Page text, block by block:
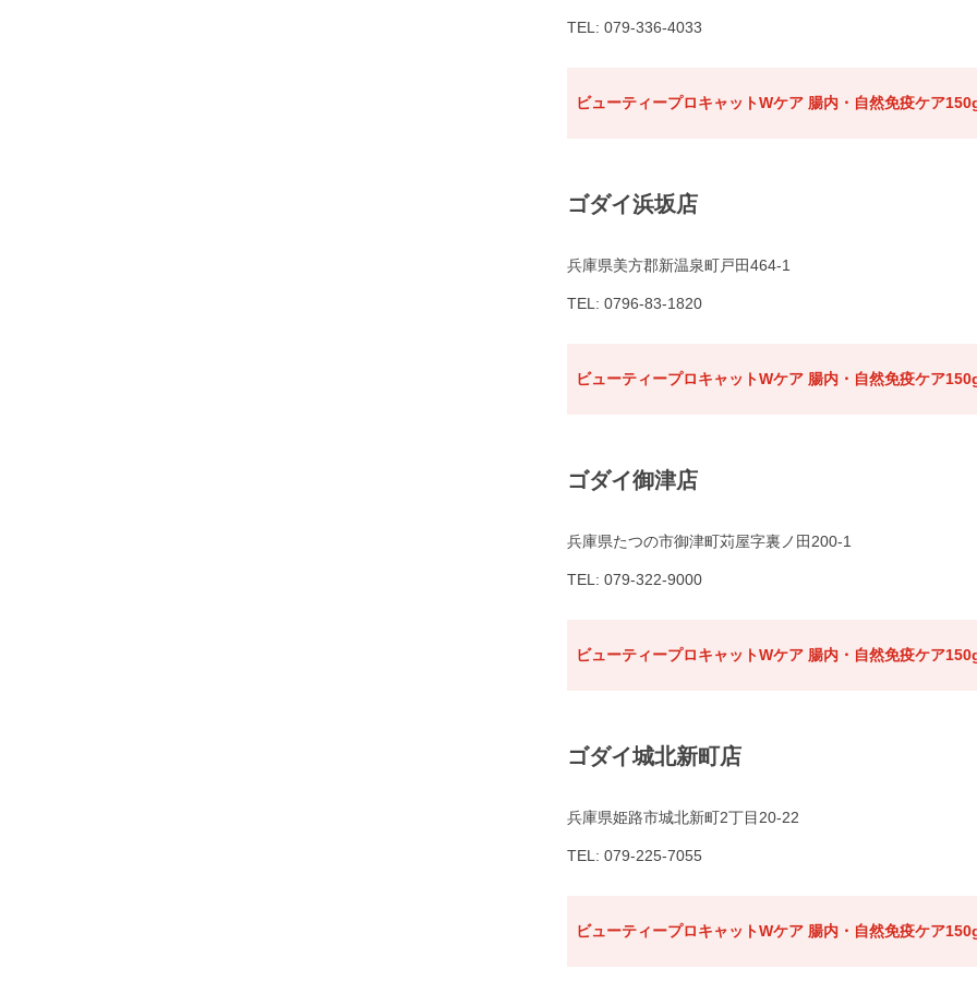
TEL: 079-336-4033
ビューティープロキャットWケア 腸内・自然免疫ケア
ゴダイ浜坂店
兵庫県美方郡新温泉町戸田464-1
TEL: 0796-83-1820
ビューティープロキャットWケア 腸内・自然免疫ケア
ゴダイ御津店
兵庫県たつの市御津町苅屋字裏ノ田200-1
TEL: 079-322-9000
ビューティープロキャットWケア 腸内・自然免疫ケア
ゴダイ城北新町店
兵庫県姫路市城北新町2丁目20-22
TEL: 079-225-7055
ビューティープロキャットWケア 腸内・自然免疫ケア